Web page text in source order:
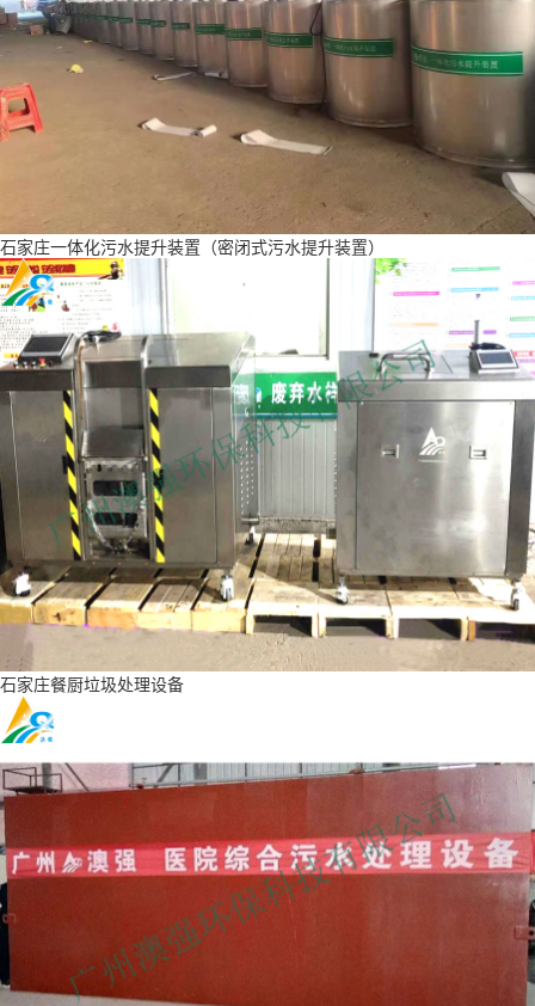
石家庄一体化污水提升装置（密闭式污水提升装置）
石家庄餐厨垃圾处理设备